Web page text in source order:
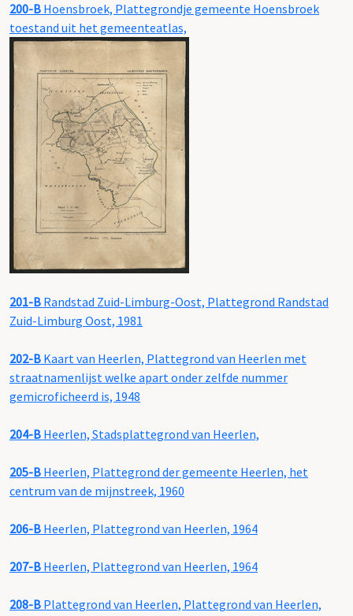
200-B Hoensbroek, Plattegrondje gemeente Hoensbroek
toestand uit het gemeenteatlas,
201-B Randstad Zuid-Limburg-Oost, Plattegrond Randstad
Zuid-Limburg Oost, 1981
202-B Kaart van Heerlen, Plattegrond van Heerlen met
straatnamenlijst welke apart onder zelfde nummer
gemicroficheerd is, 1948
204-B Heerlen, Stadsplattegrond van Heerlen,
205-B Heerlen, Plattegrond der gemeente Heerlen, het
centrum van de mijnstreek, 1960
206-B Heerlen, Plattegrond van Heerlen, 1964
207-B Heerlen, Plattegrond van Heerlen, 1964
208-B Plattegrond van Heerlen, Plattegrond van Heerlen,